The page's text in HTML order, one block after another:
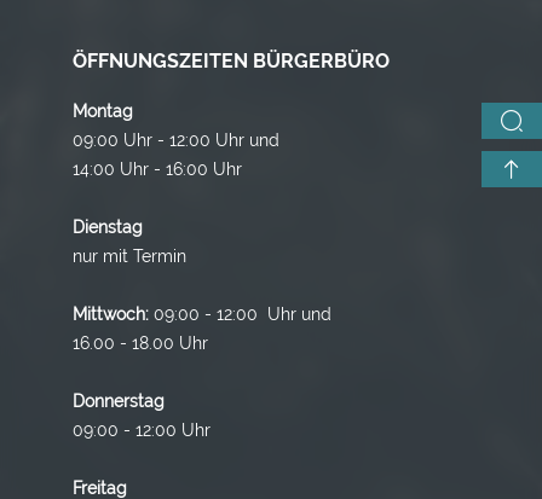
ÖFFNUNGSZEITEN BÜRGERBÜRO
Montag
09:00 Uhr - 12:00 Uhr und
14:00 Uhr - 16:00 Uhr
Dienstag
nur mit Termin
Mittwoch: 09:00 - 12:00 Uhr und
16.00 - 18.00 Uhr
Donnerstag
09:00 - 12:00 Uhr
Freitag